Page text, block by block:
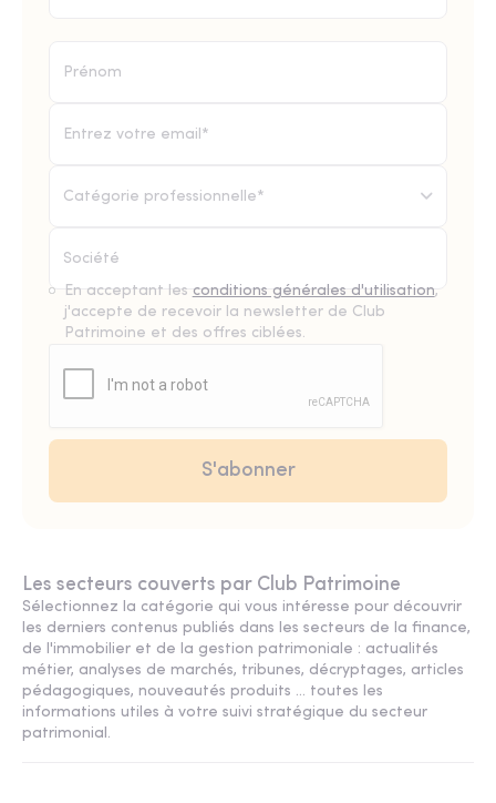
Catégorie professionnelle*
En acceptant les conditions générales d'utilisation,
j'accepte de recevoir la newsletter de Club
Patrimoine et des offres ciblées.
Les secteurs couverts par Club Patrimoine
Sélectionnez la catégorie qui vous intéresse pour découvrir
les derniers contenus publiés dans les secteurs de la finance,
de l'immobilier et de la gestion patrimoniale : actualités
métier, analyses de marchés, tribunes, décryptages, articles
pédagogiques, nouveautés produits ... toutes les
informations utiles à votre suivi stratégique du secteur
patrimonial.